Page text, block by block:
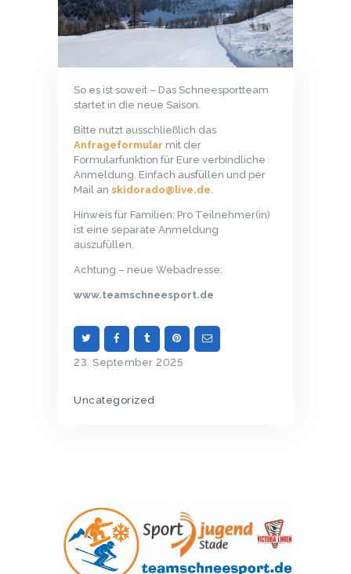
So es ist soweit – Das Schneesportteam
startet in die neue Saison.
Bitte nutzt ausschließlich das
Anfrageformular mit der
Formularfunktion für Eure verbindliche
Anmeldung. Einfach ausfüllen und per
Mail an skidorado@live.de
Hinweis für Familien: Pro Teilnehmer(in)
ist eine separate Anmeldung
auszufüllen.
Achtung – neue Webadresse:
www.teamschneesport.de
23. September 2025
Uncategorized